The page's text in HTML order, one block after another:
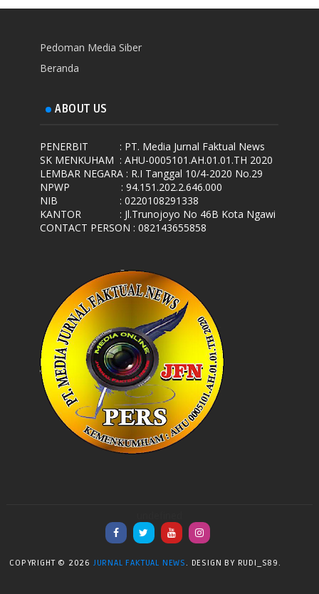
Pedoman Media Siber
Beranda
ABOUT US
PENERBIT
: PT. Media Jurnal Faktual News
SK MENKUHAM : AHU-0005101.AH.01.01.TH 2020
LEMBAR NEGARA : R.I Tanggal 10/4-2020 No.29
NPWP
: 94.151.202.2.646.000
NIB
: 0220108291338
KANTOR
: Jl.Trunojoyo No 46B Kota Ngawi
CONTACT PERSON : 082143655858
COPYRIGHT © 2026 JURNAL FAKTUAL NEWS . DESIGN BY RUDI_S89.